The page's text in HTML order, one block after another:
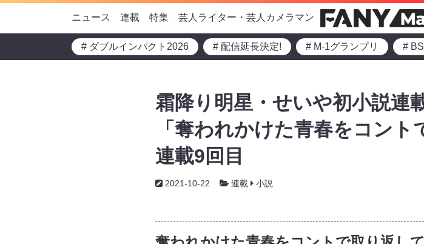
ニュース 連載 特集 芸人ライター・芸人カメラマン
# ダブルインパクト2026 # 配信延長決定! # M-1グランプリ #
霜降り明星・せいや初小説連
「奪われかけた青春をコント
連載9回目
2021-10-22 連載 小説